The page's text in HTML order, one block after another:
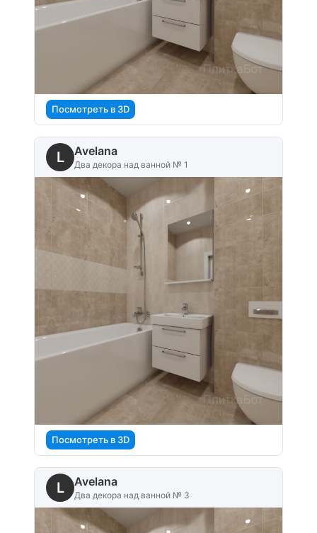
Посмотреть в 3D
L Avelana
Два декора над ванной № 1
Посмотреть в 3D
L Avelana
Два декора над ванной № 3